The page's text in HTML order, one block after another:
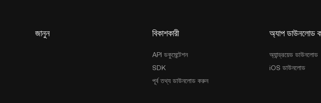
জানুন বিকাশকারী
API ডকুমেন্টেশন
SDK
পূর্ব তথ্য ডাউনলোড করুন
অ্যাপ ডাউনলোড
অ্যান্ড্রয়েড ডাউনলোড
iOS ডাউনলোড